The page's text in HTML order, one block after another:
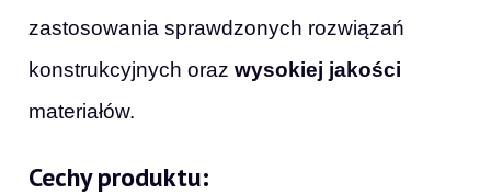
zastosowania sprawdzonych rozwiązań
konstrukcyjnych oraz wysokiej jakości
materiałów.
Cechy produktu: